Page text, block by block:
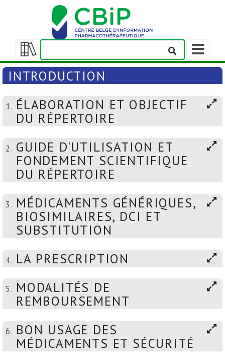
Afficher/masquer
la
table
matières
Afficher/
la
barre
navigation
INTRODUCTION
1. ÉLABORATION ET OBJECTIF
DU RÉPERTOIRE
2. GUIDE D'UTILISATION ET
FONDEMENT SCIENTIFIQUE
DU RÉPERTOIRE
3. MÉDICAMENTS GÉNÉRIQUES,
BIOSIMILAIRES, DCI ET
SUBSTITUTION
4. LA PRESCRIPTION
5. MODALITÉS DE
REMBOURSEMENT
6. BON USAGE DES
MÉDICAMENTS ET SÉCURITÉ